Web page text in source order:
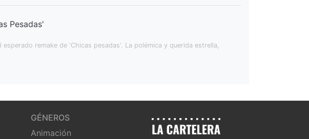
Pesadas'
remake de 'Chicas pesadas'. La polémica y querida estrella,
GÉNEROS
Animación